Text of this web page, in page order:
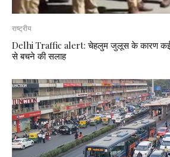
राष्ट्रीय
Delhi Traffic alert: चेहलुम जुलूस के कारण कई
से बचने की सलाह